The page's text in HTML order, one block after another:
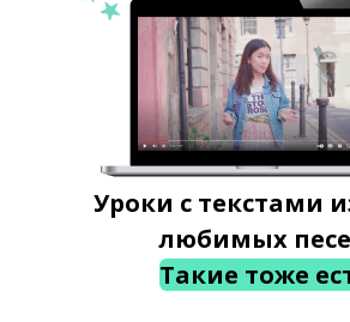
Уроки с текстами
любимых
Такие тоже